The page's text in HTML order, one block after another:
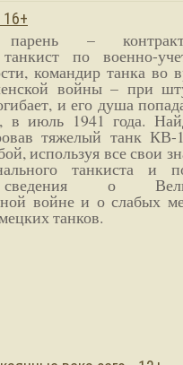
–
по военно-
командир танка во
войны – при
и его душа
в июль 1941 года.
тяжелый танк
используя все свои
танкиста и
о
войне и о слабых
танков.